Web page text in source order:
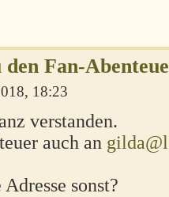
den Fan-
18:23
verstanden.
auch an
sonst?